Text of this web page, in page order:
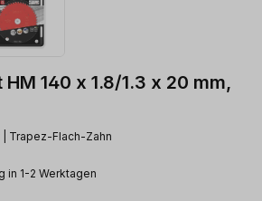
140 x 1.8/1.3 x 20 mm,
Trapez-Flach-Zahn
in 1-2 Werktagen